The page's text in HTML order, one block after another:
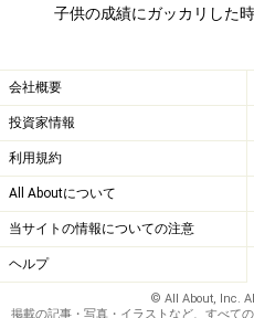
大事なのはこれです。芳し
はないと教えましょう。テ
力がどの程度の達成度であ
す。いつもいいわけがあり
こそ、「ああ、勉強の仕方
に臨む気持ちが良くなかっ
学び取り修正することが肝
そういうためにあるのだと教
子供の成績にガッカリした
会社概要
投資家情報
利用規約
All Aboutについて
当サイトの情報についての注意
ヘルプ
© All About, Inc.
掲載の記事・写真・イラストなど、すべて